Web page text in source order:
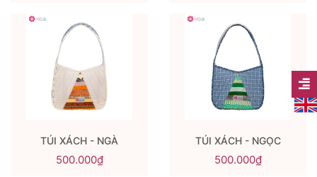
TÚI XÁCH - NGÀ
500.000₫
TÚI XÁCH - NGỌC
500.000₫